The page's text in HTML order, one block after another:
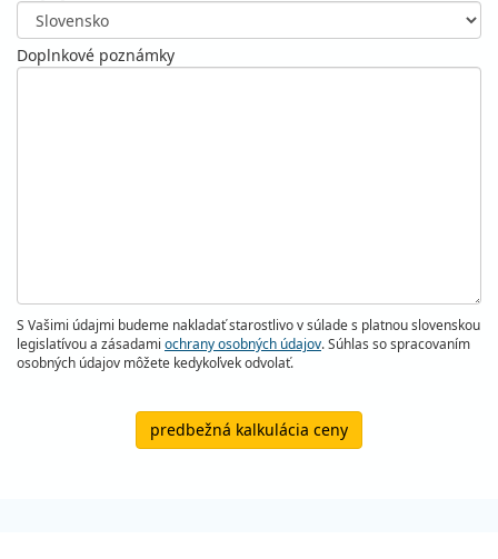
Doplnkové poznámky
S Vašimi údajmi budeme nakladať starostlivo v súlade s platnou slovenskou
legislatívou a zásadami ochrany osobných údajov. Súhlas so spracovaním
osobných údajov môžete kedykoľvek odvolať.
predbežná kalkulácia ceny